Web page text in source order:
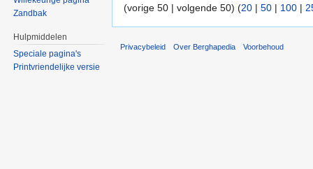
(vorige 50 | volgende 50) (20 | 50 | 100 |
Zandbak
Hulpmiddelen
Speciale pagina's
Printvriendelijke versie
Privacybeleid Over Berghapedia Voorbehoud